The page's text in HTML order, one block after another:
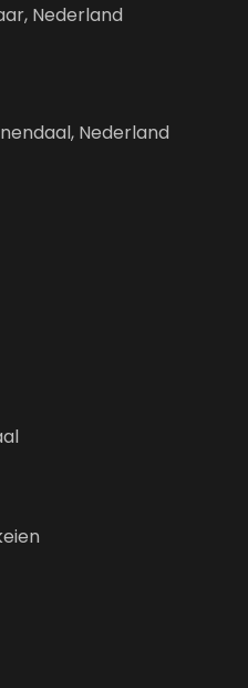
Nederland
Nederland